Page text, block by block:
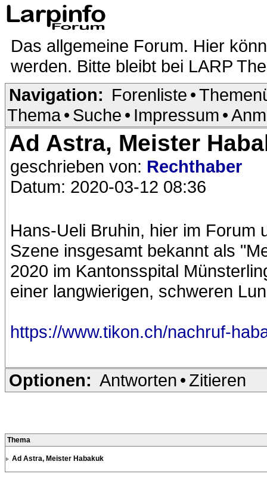
Das allgemeine Forum. Hier
werden. Bitte bleibt bei LARP
Navigation: Forenliste •
Thema• Suche • Impressum •
Ad Astra, Meister
geschrieben von: Rechthaber
Datum: 2020-03-12 08:36
Hans-Ueli Bruhin, hier im Forum
Szene insgesamt bekannt als
2020 im Kantonsspital
einer langwierigen, schweren
https://www.tikon.ch/nachruf-
Optionen: Antworten • Zitieren
Thema
Ad Astra, Meister Habakuk